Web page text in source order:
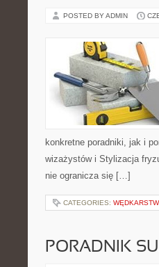
POSTED BY ADMIN
konkretne poradniki, jak i
wizażystów i Stylizacja
nie ogranicza się […]
CATEGORIES:
PORADNIK